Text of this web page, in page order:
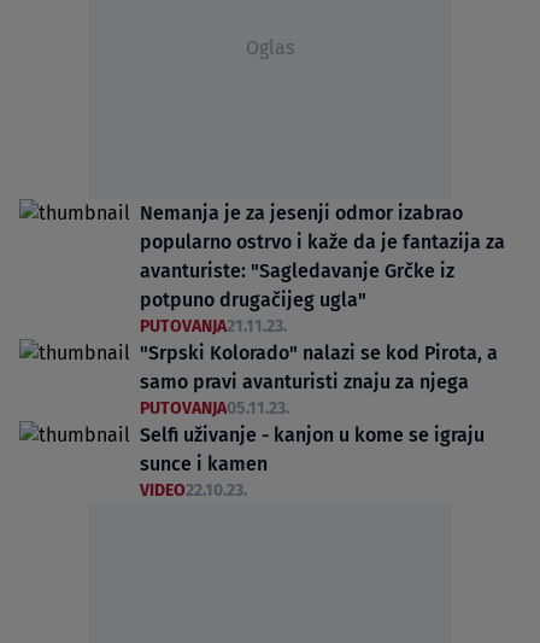
Oglas
Nemanja je za jesenji odmor izabrao
popularno ostrvo i kaže da je fantazija za
avanturiste: "Sagledavanje Grčke iz
potpuno drugačijeg ugla"
PUTOVANJA21.11.23.
"Srpski Kolorado" nalazi se kod Pirota, a
samo pravi avanturisti znaju za njega
PUTOVANJA05.11.23.
Selfi uživanje - kanjon u kome se igraju
sunce i kamen
VIDEO22.10.23.